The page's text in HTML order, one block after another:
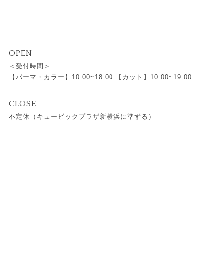
OPEN
＜受付時間＞
【パーマ・カラー】10:00~18:00 【カット】10:00~19:00
CLOSE
不定休（キュービックプラザ新横浜に準ずる）